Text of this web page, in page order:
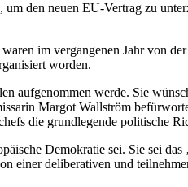
den neuen EU-Vertrag zu
im vergangenen Jahr von
worden.
aufgenommen werde. Sie
Margot Wallström
die grundlegende politische
Demokratie sei. Sie sei das
einer deliberativen und